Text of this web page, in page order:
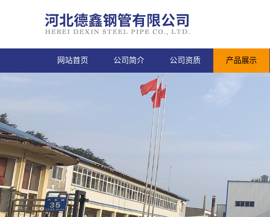
网站首页 公司简介 公司资质 产品展示